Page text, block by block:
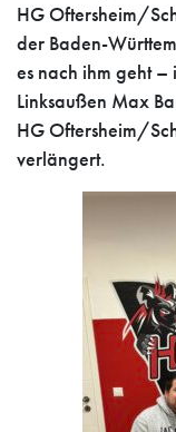
HG Oftersheim/
der Baden-
es nach ihm geht
Linksaußen Max
HG Oftersheim/
verlängert.